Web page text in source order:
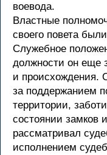
воевода.
Властные
своего повета
Служебное
должности он еще
и происхождения.
за поддержанием
территории,
состоянии замков
рассматривал
исполнением